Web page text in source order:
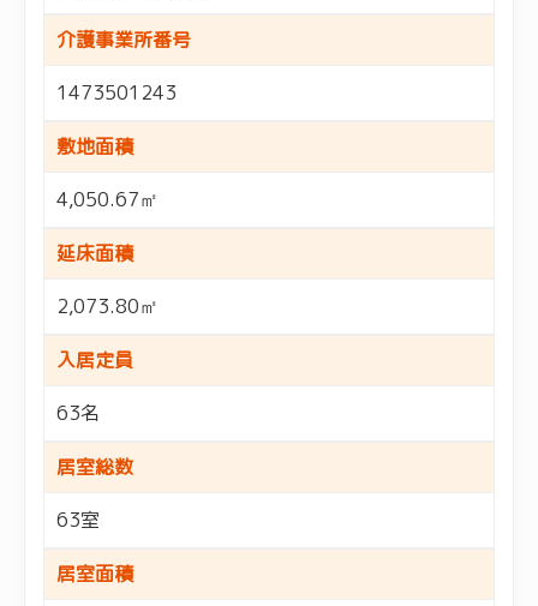
介護事業所番号
1473501243
敷地面積
4,050.67㎡
延床面積
2,073.80㎡
入居定員
63名
居室総数
63室
居室面積